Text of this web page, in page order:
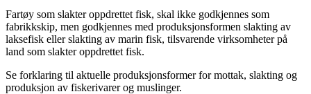
Fartøy som slakter oppdrettet fisk, skal ikke godkjennes som
fabrikkskip, men godkjennes med produksjonsformen slakting av
laksefisk eller slakting av marin fisk, tilsvarende virksomheter på
land som slakter oppdrettet fisk.
Se forklaring til aktuelle produksjonsformer for mottak, slakting og
produksjon av fiskerivarer og muslinger.